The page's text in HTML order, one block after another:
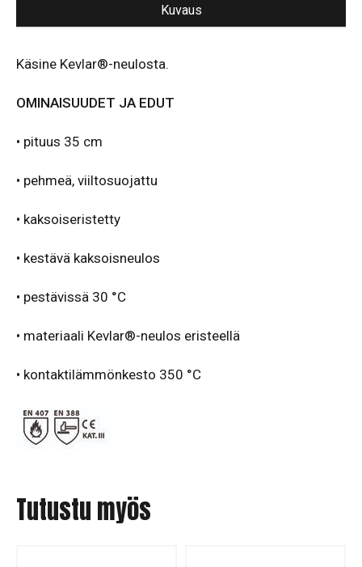
Kuvaus
Käsine Kevlar®-neulosta.
OMINAISUUDET JA EDUT
• pituus 35 cm
• pehmeä, viiltosuojattu
• kaksoiseristetty
• kestävä kaksoisneulos
• pestävissä 30 °C
• materiaali Kevlar®-neulos eristeellä
• kontaktilämmönkesto 350 °C
Tutustu myös